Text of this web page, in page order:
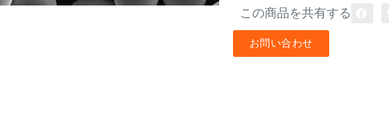
この商品を共有する
お問い合わせ